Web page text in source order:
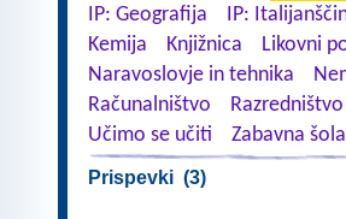
IP: Geografija
IP:
Kemija
Knjižnica Likovni
Naravoslovje in tehnika
Računalništvo
Razredništvo
Učimo se učiti
Zabavna šola
Prispevki (3)